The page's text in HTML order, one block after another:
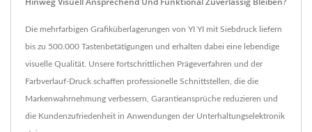
Die mehrfarbigen Grafiküberlagerungen von YI YI mit Siebdruck liefern
bis zu 500.000 Tastenbetätigungen und erhalten dabei eine lebendige
visuelle Qualität. Unsere fortschrittlichen Prägeverfahren und der
Farbverlauf-Druck schaffen professionelle Schnittstellen, die die
Markenwahrnehmung verbessern, Garantieansprüche reduzieren und
die Kundenzufriedenheit in Anwendungen der Unterhaltungselektronik